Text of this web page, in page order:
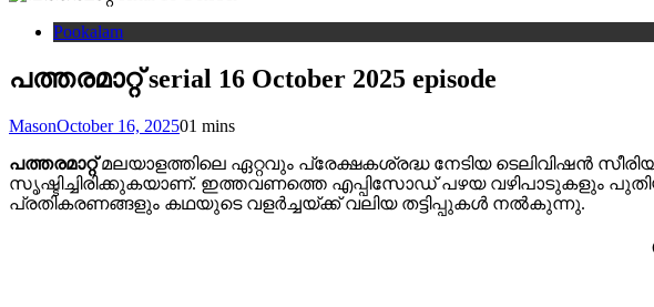
Pookalam
പത്തരമാറ്റ് serial 16 October 2025 episode
MasonOctober 16, 202501 mins
പത്തരമാറ്റ്മലയാളത്തിലെ ഏറ്റവും പ്രേക്ഷകശ്രദ്ധ നേടിയ ടെലിവിഷൻ
സൃഷ്ടിച്ചിരിക്കുകയാണ്. ഇത്തവണത്തെ എപ്പിസോഡ് പഴയ വഴിപാടുകളും
പ്രതികരണങ്ങളും കഥയുടെ വളർച്ചയ്ക്ക് വലിയ തട്ടിപ്പുകൾ നൽകുന്നു.